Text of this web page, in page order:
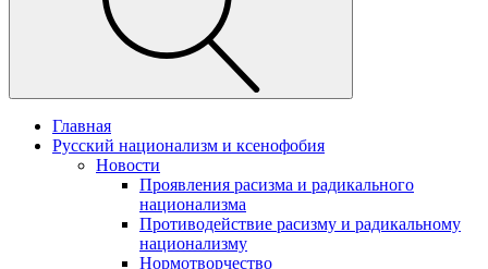
Главная
Русский национализм и ксенофобия
Новости
Проявления расизма и радикального
национализма
Противодействие расизму и радикальному
национализму
Нормотворчество